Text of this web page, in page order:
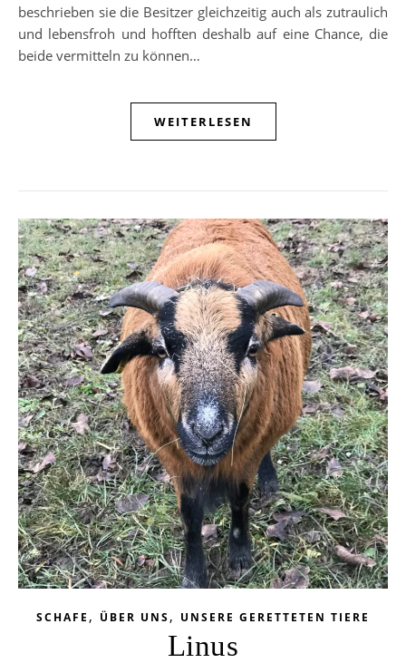
beschrieben sie die Besitzer gleichzeitig auch als zutraulich
und lebensfroh und hofften deshalb auf eine Chance, die
beide vermitteln zu können…
WEITERLESEN
SCHAFE , ÜBER UNS, UNSERE GERETTETEN TIERE
Linus